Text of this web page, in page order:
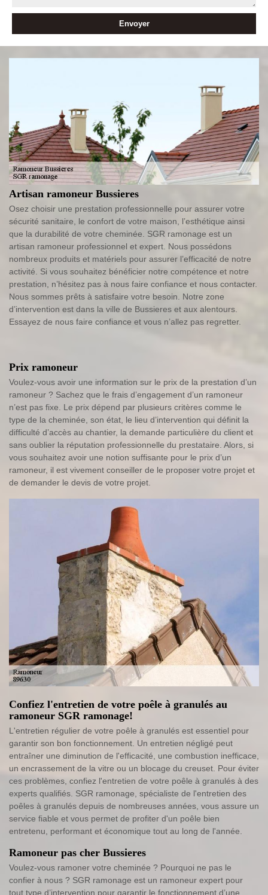
Artisan ramoneur Bussieres
Osez choisir une prestation professionnelle pour assurer votre
sécurité sanitaire, le confort de votre maison, l’esthétique ainsi
que la durabilité de votre cheminée. SGR ramonage est un
artisan ramoneur professionnel et expert. Nous possédons
nombreux produits et matériels pour assurer l’efficacité de notre
activité. Si vous souhaitez bénéficier notre compétence et notre
prestation, n’hésitez pas à nous faire confiance et nous contacter.
Nous sommes prêts à satisfaire votre besoin. Notre zone
d’intervention est dans la ville de Bussieres et aux alentours.
Essayez de nous faire confiance et vous n’allez pas regretter.
Prix ramoneur
Voulez-vous avoir une information sur le prix de la prestation d’un
ramoneur ? Sachez que le frais d’engagement d’un ramoneur
n’est pas fixe. Le prix dépend par plusieurs critères comme le
type de la cheminée, son état, le lieu d’intervention qui définit la
difficulté d’accès au chantier, la demande particulière du client et
sans oublier la réputation professionnelle du prestataire. Alors, si
vous souhaitez avoir une notion suffisante pour le prix d’un
ramoneur, il est vivement conseiller de le proposer votre projet et
de demander le devis de votre projet.
Confiez l'entretien de votre poêle à granulés au
ramoneur SGR ramonage!
L'entretien régulier de votre poêle à granulés est essentiel pour
garantir son bon fonctionnement. Un entretien négligé peut
entraîner une diminution de l'efficacité, une combustion inefficace,
un encrassement de la vitre ou un blocage du creuset. Pour éviter
ces problèmes, confiez l'entretien de votre poêle à granulés à des
experts qualifiés. SGR ramonage, spécialiste de l'entretien des
poêles à granulés depuis de nombreuses années, vous assure un
service fiable et vous permet de profiter d'un poêle bien
entretenu, performant et économique tout au long de l'année.
Ramoneur pas cher Bussieres
Voulez-vous ramoner votre cheminée ? Pourquoi ne pas le
confier à nous ? SGR ramonage est un ramoneur expert pour
tout type d’intervention pour garantir le fonctionnement d’une